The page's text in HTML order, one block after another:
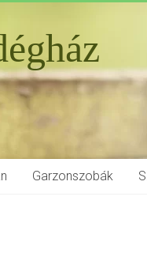
Garzonszobák